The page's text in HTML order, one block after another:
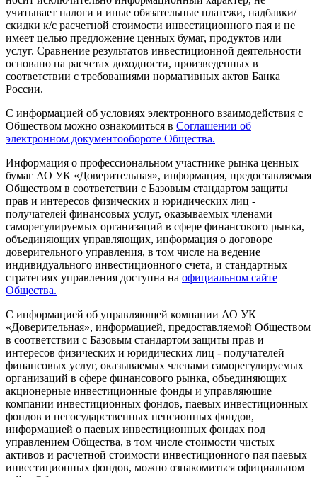
учитывает налоги и иные обязательные платежи, надбавки/
скидки к/с расчетной стоимости инвестиционного пая и не
имеет целью предложение ценных бумаг, продуктов или
услуг. Сравнение результатов инвестиционной деятельности
основано на расчетах доходности, произведенных в
соответствии с требованиями нормативных актов Банка
России.
С информацией об условиях электронного взаимодействия с
Обществом можно ознакомиться в Соглашении об
электронном документообороте Общества.
Информация о профессиональном участнике рынка ценных
бумаг АО УК «Доверительная», информация, предоставляемая
Обществом в соответствии с Базовым стандартом защиты
прав и интересов физических и юридических лиц -
получателей финансовых услуг, оказываемых членами
саморегулируемых организаций в сфере финансового рынка,
объединяющих управляющих, информация о договоре
доверительного управления, в том числе на ведение
индивидуального инвестиционного счета, и стандартных
стратегиях управления доступна на официальном сайте
Общества.
С информацией об управляющей компании АО УК
«Доверительная», информацией, предоставляемой Обществом
в соответствии с Базовым стандартом защиты прав и
интересов физических и юридических лиц - получателей
финансовых услуг, оказываемых членами саморегулируемых
организаций в сфере финансового рынка, объединяющих
акционерные инвестиционные фонды и управляющие
компании инвестиционных фондов, паевых инвестиционных
фондов и негосударственных пенсионных фондов,
информацией о паевых инвестиционных фондах под
управлением Общества, в том числе стоимости чистых
активов и расчетной стоимости инвестиционного пая паевых
инвестиционных фондов, можно ознакомиться официальном